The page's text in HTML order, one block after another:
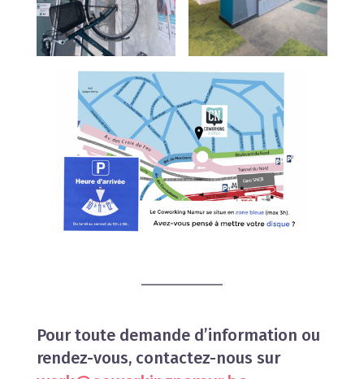
Pour toute demande d’information ou
rendez-vous, contactez-nous sur